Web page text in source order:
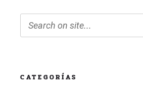
CATEGORÍAS